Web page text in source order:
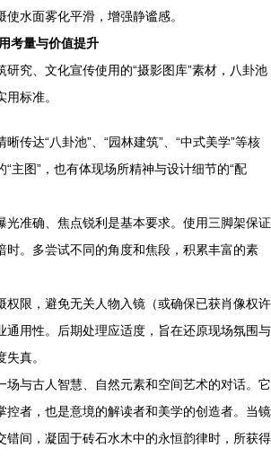
水面雾化平滑，增强静谧感。
考量与价值提升
研究、文化宣传使用的“摄影图库”素材，八卦池
标准。
晰传达“八卦池”、“园林建筑”、“中式美学”等核
主图”，也有体现场所精神与设计细节的“配
光准确、焦点锐利是基本要求。使用三脚架保证
时。多尝试不同的角度和焦段，积累丰富的素
权限，避免无关人物入镜（或确保已获肖像权许
通用性。后期处理应适度，旨在还原现场氛围与
真。
场与古人智慧、自然元素和空间艺术的对话。它
控者，也是意境的解读者和美学的创造者。当镜
错间，凝固于砖石水木中的永恒韵律时，所获得